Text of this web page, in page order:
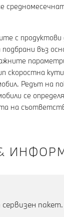
с продуктови
въз
скоростна
Редът на
се
на
пакет.